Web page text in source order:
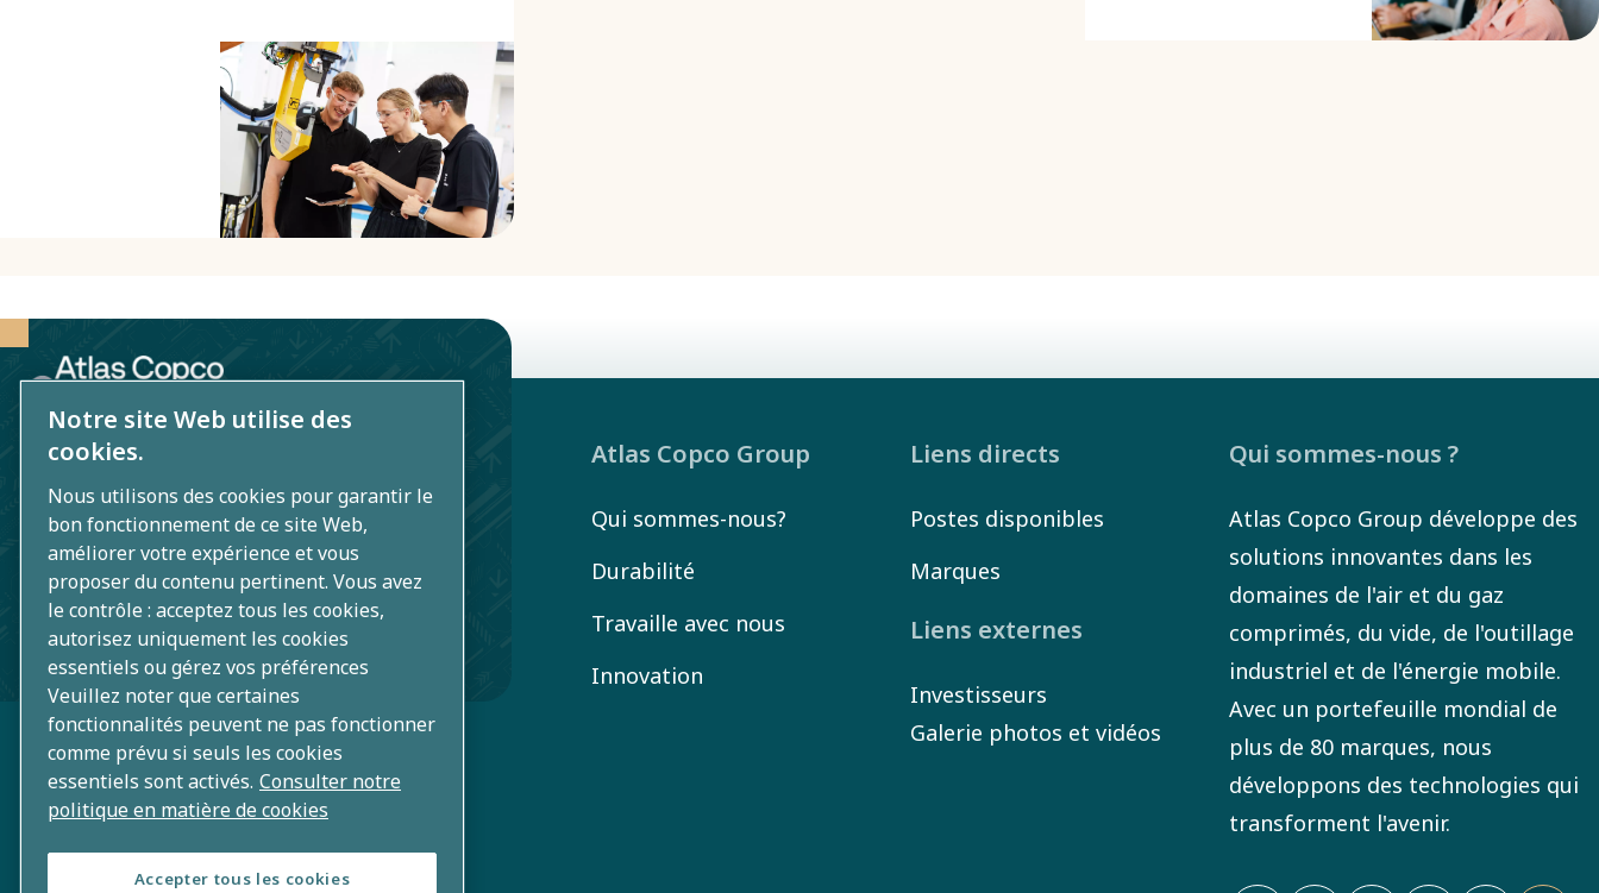
une mission
et une raison
d'être
limpides.​
Atlas Copco Algerie s.p.a.
Alger
atlascopco.algerie@atlascopco.com
+213 (0) 028 512 121
+213 (0) 770 262 636
Atlas Copco Group
Qui sommes-nous?
Durabilité
Travaille avec nous
Innovation
Liens directs
Postes disponibles
Marques
Liens externes
Investisseurs
Galerie photos et vidéos
Qui sommes-nous ?
Atlas Copco Group développe des
solutions innovantes dans les
domaines de l'air et du gaz
comprimés, du vide, de l'outillage
industriel et de l'énergie mobile.
Avec un portefeuille mondial de
plus de 80 marques, nous
développons des technologies qui
transforment l'avenir.
Notre site Web utilise des
cookies.
Nous utilisons des cookies pour garantir le
bon fonctionnement de ce site Web,
améliorer votre expérience et vous
proposer du contenu pertinent. Vous avez
le contrôle : acceptez tous les cookies,
autorisez uniquement les cookies
essentiels ou gérez vos préférences
Veuillez noter que certaines
fonctionnalités peuvent ne pas fonctionner
comme prévu si seuls les cookies
essentiels sont activés. Consulter notre
politique en matière de cookies
Accepter tous les cookies